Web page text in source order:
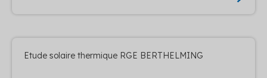
Etude solaire thermique RGE BERTHELMING